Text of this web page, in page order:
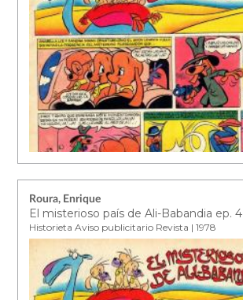
Roura, Enrique
El misterioso país de Ali-Babandia ep. 4
Historieta Aviso publicitario Revista | 1978